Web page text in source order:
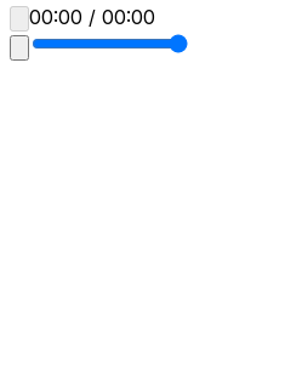
00:00 / 00:00